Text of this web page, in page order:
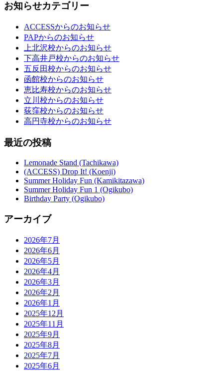
お知らせカテゴリー
ACCESSからのお知らせ
PAPからのお知らせ
上北沢校からのお知らせ
下高井戸校からのお知らせ
五反田校からのお知らせ
函館校からのお知らせ
恵比寿校からのお知らせ
立川校からのお知らせ
荻窪校からのお知らせ
高円寺校からのお知らせ
最近の投稿
Lemonade Stand (Tachikawa)
(ACCESS) Drop It! (Koenji)
Summer Holiday Fun (Kamikitazawa)
Summer Holiday Fun 1 (Ogikubo)
Birthday Party (Ogikubo)
アーカイブ
2026年7月
2026年6月
2026年5月
2026年4月
2026年3月
2026年2月
2026年1月
2025年12月
2025年11月
2025年9月
2025年8月
2025年7月
2025年6月